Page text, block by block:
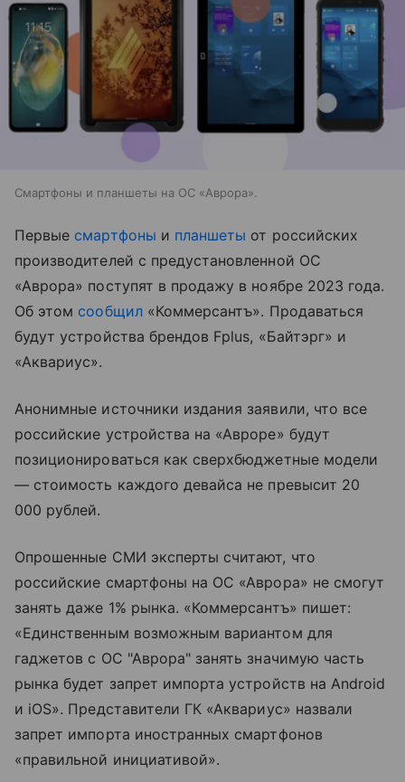
Смартфоны и планшеты на ОС «Аврора».
Первые смартфоны и планшеты от российских
производителей с предустановленной ОС
«Аврора» поступят в продажу в ноябре 2023 года.
Об этом сообщил«Коммерсантъ». Продаваться
будут устройства брендов Fplus, «Байтэрг» и
«Аквариус».
Анонимные источники издания заявили, что все
российские устройства на «Авроре» будут
позиционироваться как сверхбюджетные модели
— стоимость каждого девайса не превысит 20
000 рублей.
Опрошенные СМИ эксперты считают, что
российские смартфоны на ОС «Аврора» не смогут
занять даже 1% рынка. «Коммерсантъ» пишет:
«Единственным возможным вариантом для
гаджетов с ОС "Аврора" занять значимую часть
рынка будет запрет импорта устройств на Android
и iOS». Представители ГК «Аквариус» назвали
запрет импорта иностранных смартфонов
«правильной инициативой».